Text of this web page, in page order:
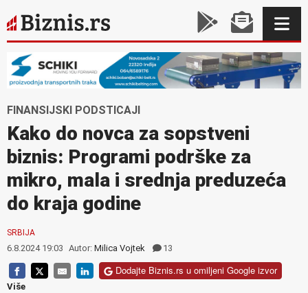
FINANSIJSKI PODSTICAJI
Kako do novca za sopstveni
biznis: Programi podrške za
mikro, mala i srednja preduzeća
do kraja godine
SRBIJA
6.8.2024 19:03 Autor: Milica Vojtek 13
Dodajte Biznis.rs u omiljeni Google izvor
Više